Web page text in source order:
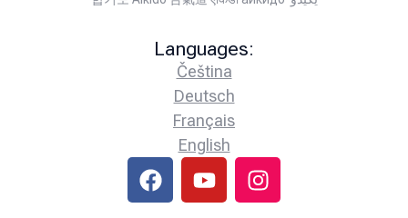
Languages:
Čeština
Deutsch
Français
English